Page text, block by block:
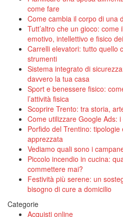
come fare
Come cambia il corpo di una
Tutt’altro che un gioco:
emotivo, intellettivo e fisico
Carrelli elevatori: tutto quello
strumenti
Sistema integrato di
davvero la tua casa
Sport e benessere fisico:
l’attività fisica
Scoprire Trento: tra storia,
Come utilizzare Google Ads:
Porfido del Trentino:
apprezzata
Vediamo quali sono i
Piccolo incendio in cucina:
commettere mai?
Festività più serene: un
bisogno di cure a domicilio
Categorie
Acquisti online